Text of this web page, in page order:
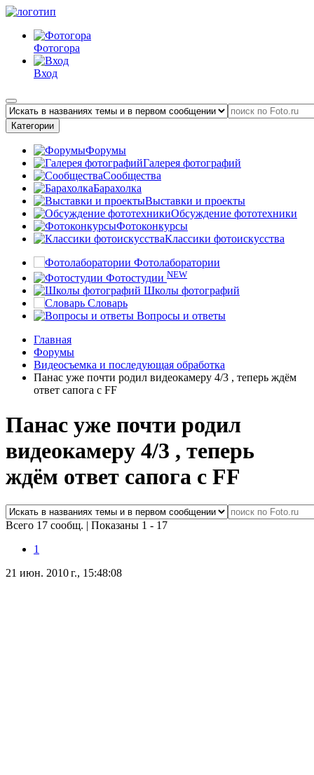
Фотогора
Вход
Категории
Форумы
Галерея фотографий
Сообщества
Барахолка
Выставки и проекты
Обсуждение фототехники
Фотоконкурсы
Классики фотоискусства
Фотолаборатории
Фотостудии NEW
Школы фотографий
Словарь
Вопросы и ответы
Главная
Форумы
Видеосъемка и последующая обработка
Панас уже почти родил видеокамеру 4/3 , теперь ждём
ответ сапога с FF
Панас уже почти родил
видеокамеру 4/3 , теперь
ждём ответ сапога с FF
Всего 17 сообщ. | Показаны 1 - 17
1
21 июн. 2010 г., 15:48:08